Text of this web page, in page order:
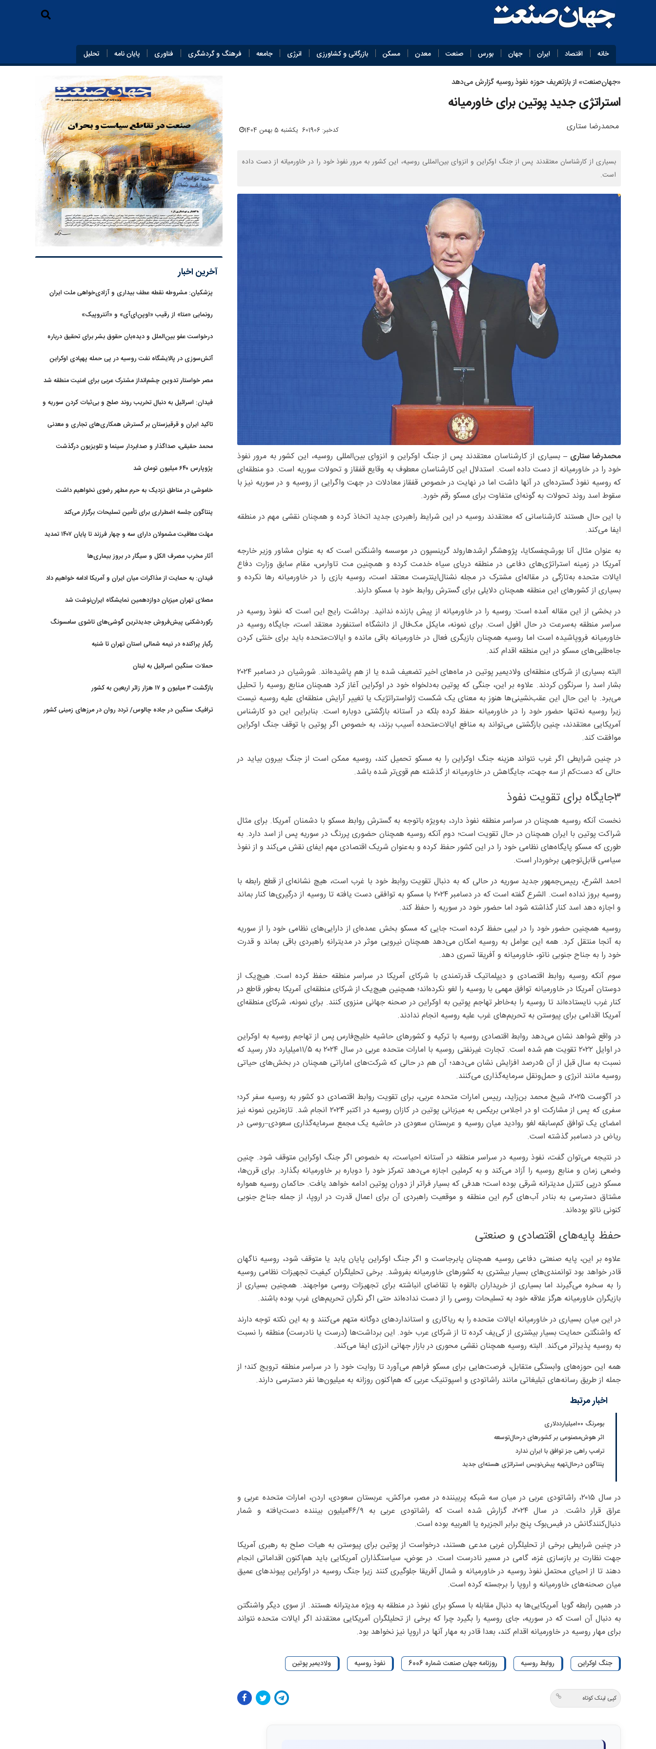
خانه اقتصاد ایران جهان بورس صنعت معدن مسکن بازرگانی و کشاورزی انرژی جامعه فرهنگ و گردشگری فناوری پایان‌ نامه تحلیل
«جهان‌صنعت» از بازتعریف حوزه نفوذ روسیه گزارش می‌دهد
استراتژی جدید پوتین برای خاورمیانه
محمدرضا ستاری کدخبر: 601906 یکشنبه 5 بهمن 1404
بسیاری از کارشناسان معتقدند پس از جنگ اوکراین و انزوای بین‌المللی روسیه، این کشور به مرور نفوذ خود را در خاورمیانه از دست داده
است.
محمدرضا ستاری – بسیاری از کارشناسان معتقدند پس از جنگ اوکراین و انزوای بین‌المللی روسیه، این کشور به مرور نفوذ
خود را در خاورمیانه از دست داده است. استدلال این کارشناسان معطوف به وقایع قفقاز و تحولات سوریه است. دو منطقه‌ای
که روسیه نفوذ گسترده‌ای در آنها داشت اما در نهایت در خصوص قفقاز معادلات در جهت واگرایی از روسیه و در سوریه نیز با
سقوط اسد روند تحولات به گونه‌ای متفاوت‌ برای مسکو رقم خورد.
با این حال هستند کارشناسانی که معتقدند روسیه در این شرایط راهبردی جدید اتخاذ کرده و همچنان نقشی مهم در منطقه
ایفا می‌کند.
به عنوان مثال آنا بورشچفسکایا، پژوهشگر ارشد‌هارولد گرینسپون در موسسه واشنگتن است که به عنوان مشاور وزیر خارجه
آمریکا در زمینه استراتژی‌های دفاعی در منطقه دریای سیاه خدمت کرده و همچنین مت تاوارس، مقام سابق وزارت دفاع
ایالات متحده به‌تازگی در مقاله‌ای مشترک در مجله نشنال‌اینترست معتقد است، روسیه بازی را در خاورمیانه رها نکرده و
بسیاری از کشورهای این منطقه همچنان دلایلی برای گسترش روابط خود با مسکو دارند.
در بخشی از این مقاله آمده است: روسیه را در خاورمیانه از پیش بازنده ندانید. برداشت رایج این است که نفوذ روسیه در
سراسر منطقه به‌سرعت در حال افول است. برای نمونه، مایکل مک‌فال از دانشگاه استنفورد معتقد است، جایگاه روسیه در
خاورمیانه فروپاشیده است اما روسیه همچنان بازیگری فعال در خاورمیانه باقی مانده و ایالات‌متحده باید برای خنثی کردن
جاه‌طلبی‌های مسکو در این منطقه اقدام کند.
البته بسیاری از شرکای منطقه‌ای ولادیمیر پوتین در ماه‌های اخیر تضعیف شده یا از هم پاشیده‌اند. شورشیان در دسامبر ۲۰۲۴
بشار اسد را سرنگون کردند. علاوه بر این، جنگی که پوتین به‌دلخواه خود در اوکراین آغاز کرد همچنان منابع روسیه را تحلیل
می‌برد. با این حال این عقب‌نشینی‌ها هنوز به معنای یک شکست ژئو‌استراتژیک یا تغییر آرایش منطقه‌ای علیه روسیه نیست
زیرا روسیه نه‌تنها حضور خود را در خاورمیانه حفظ کرده بلکه در آستانه بازگشتی دوباره است. بنابراین این دو کارشناس
آمریکایی معتقدند، چنین بازگشتی می‌تواند به منافع ایالات‌متحده آسیب بزند، به خصوص اگر پوتین با توقف جنگ اوکراین
موافقت کند.
در چنین شرایطی اگر غرب نتواند هزینه جنگ اوکراین را به مسکو تحمیل کند، روسیه ممکن است از جنگ بیرون بیاید در
حالی که دست‌کم از سه جهت، جایگاهش در خاورمیانه از گذشته هم قوی‌تر شده باشد.
۳جایگاه برای تقویت نفوذ
نخست آنکه روسیه همچنان در سراسر منطقه نفوذ دارد، به‌ویژه باتوجه به گسترش روابط مسکو با دشمنان آمریکا. برای مثال
شراکت پوتین با ایران همچنان در حال تقویت است؛ دوم آنکه روسیه همچنان حضوری پررنگ در سوریه پس از اسد دارد. به
طوری که مسکو پایگاه‌های نظامی خود را در این کشور حفظ کرده و به‌عنوان شریک اقتصادی مهم ایفای نقش می‌کند و از نفوذ
سیاسی قابل‌توجهی برخوردار است.
احمد الشرع، رییس‌جمهور جدید سوریه در حالی که به دنبال تقویت روابط خود با غرب است، هیچ نشانه‌ای از قطع رابطه با
روسیه بروز نداده است. الشرع گفته است که در دسامبر ۲۰۲۴ با مسکو به توافقی دست یافته تا روسیه از درگیری‌ها کنار بماند
و اجازه دهد اسد کنار گذاشته شود اما حضور خود در سوریه را حفظ کند.
روسیه همچنین حضور خود را در لیبی حفظ کرده است؛ جایی که مسکو بخش عمده‌ای از دارایی‌های نظامی خود را از سوریه
به آنجا منتقل کرد. همه این عوامل به روسیه امکان می‌دهد همچنان نیرویی موثر در مدیترانهِ راهبردی باقی بماند و قدرت
خود را به جناح جنوبی ناتو، خاورمیانه و آفریقا تسری دهد.
سوم آنکه روسیه روابط اقتصادی و دیپلماتیک قدرتمندی با شرکای آمریکا در سراسر منطقه حفظ کرده است. هیچ‌یک از
دوستان آمریکا در خاورمیانه توافق مهمی با روسیه را لغو نکرده‌اند؛ همچنین هیچ‌یک از شرکای منطقه‌ای آمریکا به‌طور قاطع در
کنار غرب نایستاده‌اند تا روسیه را به‌خاطر تهاجم پوتین به اوکراین در صحنه جهانی منزوی کنند. برای نمونه، شرکای منطقه‌ای
آمریکا اقدامی برای پیوستن به تحریم‌های غرب علیه روسیه انجام ندادند.
در واقع شواهد نشان می‌دهد روابط اقتصادی روسیه با ترکیه و کشورهای حاشیه خلیج‌فارس پس از تهاجم روسیه به اوکراین
در اوایل ۲۰۲۲ تقویت هم شده است. تجارت غیرنفتی روسیه با امارات متحده عربی در سال ۲۰۲۴ به ۵/‏۱۱‌میلیارد دلار رسید که
نسبت به سال قبل از آن ۵‌درصد افزایش نشان می‌دهد؛ آن هم در حالی که شرکت‌های اماراتی همچنان در بخش‌های حیاتی
روسیه مانند انرژی و حمل‌ونقل سرمایه‌گذاری می‌کنند.
در آگوست ۲۰۲۵، شیخ محمد بن‌زاید، رییس‌ امارات متحده عربی، برای تقویت روابط اقتصادی دو کشور به روسیه سفر کرد؛
سفری که پس از مشارکت او در اجلاس بریکس به میزبانی پوتین در کازان روسیه در اکتبر ۲۰۲۴ انجام شد. تازه‌ترین نمونه نیز
امضای یک توافق کم‌سابقه لغو روادید میان روسیه و عربستان سعودی در حاشیه یک مجمع سرمایه‌گذاری سعودی–روسی در
ریاض در دسامبر گذشته است.
در نتیجه می‌توان گفت، نفوذ روسیه در سراسر منطقه در آستانه احیاست، به خصوص اگر جنگ اوکراین متوقف شود. چنین
وضعی زمان و منابع روسیه را آزاد می‌کند و به کرملین اجازه می‌دهد تمرکز خود را دوباره بر خاورمیانه بگذارد. برای قرن‌ها،
مسکو درپی کنترل مدیترانه شرقی بوده است؛ هدفی که بسیار فراتر از دوران پوتین ادامه خواهد یافت. حاکمان روسیه همواره
مشتاق دسترسی به بنادر آب‌های گرم این منطقه و موقعیت راهبردی آن برای اعمال قدرت در اروپا، از جمله جناح جنوبی
کنونی ناتو بوده‌اند.
حفظ پایه‌های اقتصادی و صنعتی
علاوه بر این، پایه صنعتی دفاعی روسیه همچنان پابرجاست و اگر جنگ اوکراین پایان یابد یا متوقف شود، روسیه ناگهان
قادر خواهد بود توانمندی‌های بسیار بیشتری به کشورهای خاورمیانه بفروشد. برخی تحلیلگران کیفیت تجهیزات نظامی روسیه
را به سخره می‌گیرند اما بسیاری از خریداران بالقوه با تقاضای انباشته برای تجهیزات روسی مواجهند. همچنین بسیاری از
بازیگران خاورمیانه هرگز علاقه خود به تسلیحات روسی را از دست نداده‌اند حتی اگر نگران تحریم‌های غرب بوده باشند.
در این میان بسیاری در خاورمیانه ایالات متحده را به ریاکاری و استانداردهای دوگانه متهم می‌کنند و به این نکته توجه دارند
که واشنگتن حمایت بسیار بیشتری از کی‌یف کرده تا از شرکای عرب خود. این برداشت‌ها (درست یا نادرست) منطقه را نسبت
به روسیه پذیراتر می‌کند. البته روسیه همچنان نقشی محوری در بازار جهانی انرژی ایفا می‌کند.
همه این حوزه‌های وابستگی متقابل، فرصت‌هایی برای مسکو فراهم می‌آورد تا روایت خود را در سراسر منطقه ترویج کند؛ از
جمله از طریق رسانه‌های تبلیغاتی مانند راشاتودی و اسپوتنیک عربی که هم‌اکنون روزانه به میلیون‌ها نفر دسترسی دارند.
اخبار مرتبط
بومرنگ ۱۰۰میلیارددلاری
اثر هوش‌مصنوعی بر کشورهای درحال‌توسعه
ترامپ راهی جز توافق با ایران ندارد
پنتاگون درحال‌تهیه پیش‌نویس استراتژی هسته‌ای جدید
در سال ۲۰۱۵، راشاتودی عربی در میان سه شبکه پربیننده در مصر، مراکش، عربستان سعودی، اردن، امارات متحده عربی و
عراق قرار داشت. در سال ۲۰۲۴، گزارش شده است که راشاتودی عربی به ۹/‏۴۶‌میلیون بیننده دست‌یافته و شمار
دنبال‌کنندگانش در فیس‌بوک پنج برابر الجزیره یا العربیه بوده است.
در چنین شرایطی برخی از تحلیلگران غربی مدعی هستند، درخواست از پوتین برای پیوستن به هیات صلح به رهبری آمریکا
جهت نظارت بر بازسازی غزه، گامی در مسیر نادرست است. در عوض، سیاستگذاران آمریکایی باید هم‌اکنون اقداماتی انجام
دهند تا از احیای محتمل نفوذ روسیه در خاورمیانه و شمال آفریقا جلوگیری کنند زیرا جنگ روسیه در اوکراین پیوندهای عمیق
میان صحنه‌های خاورمیانه و اروپا را برجسته کرده است.
در همین رابطه گویا آمریکایی‌‌ها به دنبال مقابله با مسکو برای نفوذ در منطقه به ویژه مدیترانه هستند. از سوی دیگر واشنگتن
به دنبال آن است که در سوریه، جای روسیه را بگیرد چرا که برخی از تحلیلگران آمریکایی معتقدند اگر ایالات متحده نتواند
برای مهار روسیه در خاورمیانه اقدام کند، بعدا قادر به مهار آنها در اروپا نیز نخواهد بود.
جنگ اوکراین روابط روسیه روزنامه جهان صنعت شماره 6006 نفوذ روسیه ولادیمیر پوتین
کپی لینک کوتاه
آخرین اخبار
پزشکیان: مشروطه نقطه عطف بیداری و آزادی‌خواهی ملت ایران
رونمایی «متا» از رقیب «اوپن‌ای‌آی» و «آنتروپیک»
درخواست عفو بین‌الملل و دیده‌بان حقوق بشر برای تحقیق درباره
آتش‌سوزی در پالایشگاه نفت روسیه در پی حمله پهپادی اوکراین
مصر خواستار تدوین چشم‌انداز مشترک عربی برای امنیت منطقه شد
فیدان: اسرائیل به دنبال تخریب روند صلح و بی‌ثبات کردن سوریه و
تاکید ایران و قرقیزستان بر گسترش همکاری‌های تجاری و معدنی
محمد حقیقی، صداگذار و صدابردار سینما و تلویزیون درگذشت
پژوپارس ۶۴۰ میلیون تومان شد
خاموشی در مناطق نزدیک به حرم مطهر رضوی نخواهیم داشت
پنتاگون جلسه اضطراری برای تأمین تسلیحات برگزار می‌کند
مهلت معافیت مشمولان دارای سه و چهار فرزند تا پایان ۱۴۰۷ تمدید
آثار مخرب مصرف الکل و سیگار در بروز بیماری‌ها
فیدان: به حمایت از مذاکرات میان ایران و آمریکا ادامه خواهیم داد
مصلای تهران میزبان دوازدهمین نمایشگاه ایران‌نوشت شد
رکوردشکنی پیش‌فروش جدیدترین گوشی‌های تاشوی سامسونگ
رگبار پراکنده در نیمه شمالی استان تهران تا شنبه
حملات سنگین اسرائیل به لبنان
بازگشت ۳ میلیون و ۱۷ هزار زائر اربعین به کشور
ترافیک سنگین در جاده چالوس/ تردد روان در مرزهای زمینی کشور